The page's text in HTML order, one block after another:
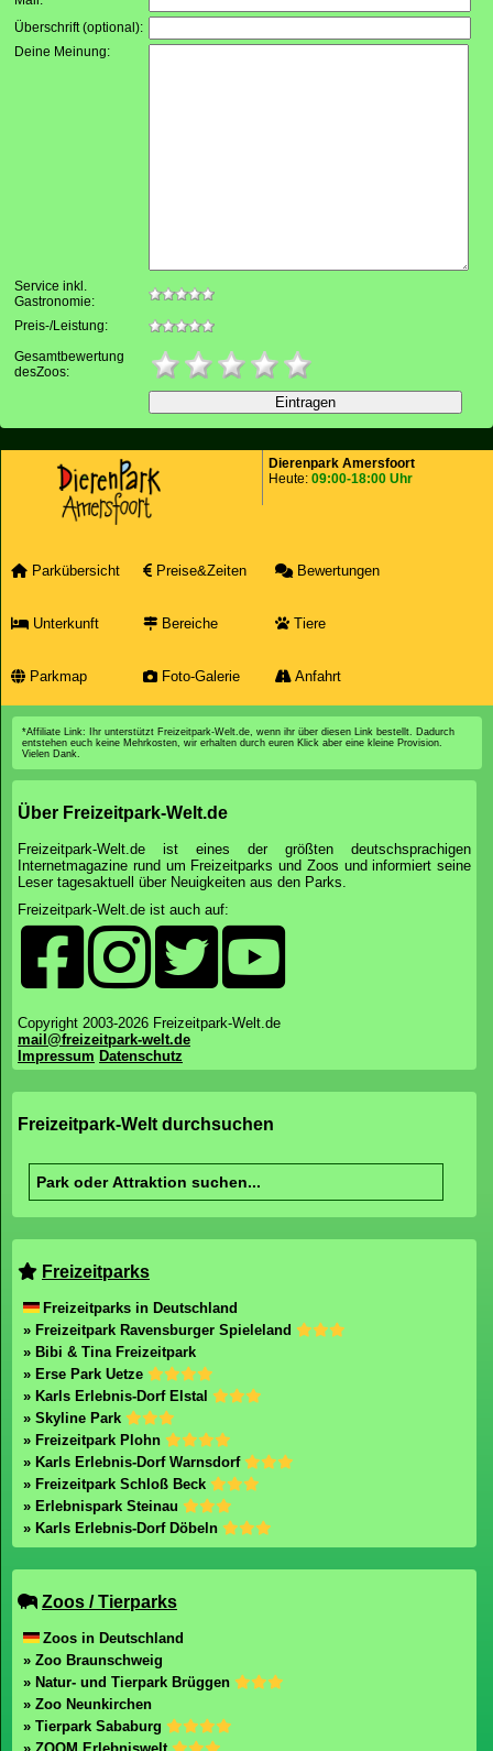
Überschrift (optional):
Deine Meinung:
Service inkl.
Gastronomie:
Preis-/Leistung:
Gesamtbewertung
desZoos:
Dierenpark Amersfoort
Heute: 09:00-18:00 Uhr
Parkübersicht Preise&Zeiten Bewertungen
Unterkunft Bereiche Tiere
Parkmap Foto-Galerie Anfahrt
*Affiliate Link: Ihr unterstützt Freizeitpark-Welt.de, wenn ihr über diesen Link bestellt. Dadurch
entstehen euch keine Mehrkosten, wir erhalten durch euren Klick aber eine kleine Provision.
Vielen Dank.
Über Freizeitpark-Welt.de
Freizeitpark-Welt.de ist eines der größten deutschsprachigen
Internetmagazine rund um Freizeitparks und Zoos und informiert seine
Leser tagesaktuell über Neuigkeiten aus den Parks.
Freizeitpark-Welt.de ist auch auf:
Copyright 2003-2026 Freizeitpark-Welt.de
mail@freizeitpark-welt.de
Impressum Datenschutz
Freizeitpark-Welt durchsuchen
Freizeitparks
Freizeitparks in Deutschland
» Freizeitpark Ravensburger Spieleland
» Bibi & Tina Freizeitpark
» Erse Park Uetze
» Karls Erlebnis-Dorf Elstal
» Skyline Park
» Freizeitpark Plohn
» Karls Erlebnis-Dorf Warnsdorf
» Freizeitpark Schloß Beck
» Erlebnispark Steinau
» Karls Erlebnis-Dorf Döbeln
Zoos / Tierparks
Zoos in Deutschland
» Zoo Braunschweig
» Natur- und Tierpark Brüggen
» Zoo Neunkirchen
» Tierpark Sababurg